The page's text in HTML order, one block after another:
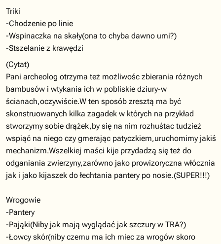
Triki
-Chodzenie po linie
-Wspinaczka na skały(ona to chyba dawno umi?)
-Stszelanie z krawędzi
(Cytat)
Pani archeolog otrzyma też możliwośc zbierania różnych
bambusów i wtykania ich w pobliskie dziury-w
ścianach,oczywiście.W ten sposób zresztą ma być
skonstruowanych kilka zagadek w których na przykład
stworzymy sobie drążek,by się na nim rozhuśtac tudzież
wspiąć na niego czy gmerając patyczkiem,uruchomimy jakiś
mechanizm.Wszelkiej maści kije przydadzą się też do
odganiania zwierzyny,zarówno jako prowizoryczna włócznia
jak i jako kijaszek do łechtania pantery po nosie.(SUPER!!!)
Wrogowie
-Pantery
-Pająki(Niby jak mają wyglądać jak szczury w TRA?)
-Łowcy skór(niby czemu ma ich miec za wrogów skoro